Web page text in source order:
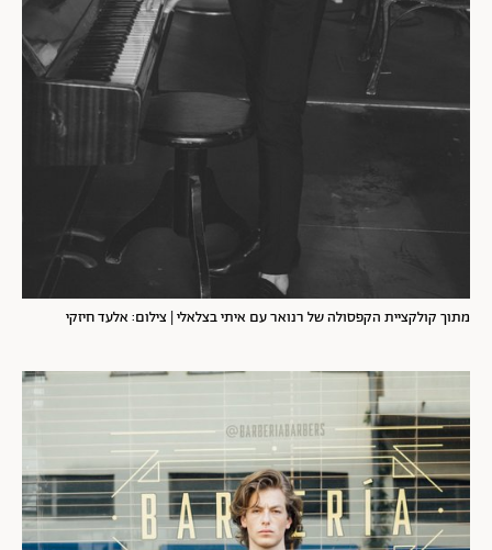
מתוך קולקציית הקפסולה של רנואר עם איתי בצלאלי | צילום: אלעד חיזקי